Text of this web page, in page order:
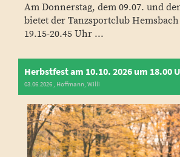
Am Donnerstag, dem 09.07. und
bietet der Tanzsportclub
19.15-20.45 Uhr ...
03.06.2026 , Hoffmann, Willi